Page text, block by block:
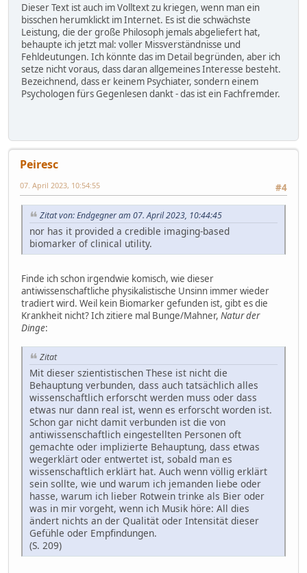
Dieser Text ist auch im Volltext zu kriegen, wenn man ein
bisschen herumklickt im Internet. Es ist die schwächste
Leistung, die der große Philosoph jemals abgeliefert hat,
behaupte ich jetzt mal: voller Missverständnisse und
Fehldeutungen. Ich könnte das im Detail begründen, aber ich
setze nicht voraus, dass daran allgemeines Interesse besteht.
Bezeichnend, dass er keinem Psychiater, sondern einem
Psychologen fürs Gegenlesen dankt - das ist ein Fachfremder.
Peiresc
#4
07. April 2023, 10:54:55
Zitat von: Endgegner am 07. April 2023, 10:44:45
nor has it provided a credible imaging-based
biomarker of clinical utility.
Finde ich schon irgendwie komisch, wie dieser
antiwissenschaftliche physikalistische Unsinn immer wieder
tradiert wird. Weil kein Biomarker gefunden ist, gibt es die
Krankheit nicht? Ich zitiere mal Bunge/Mahner, Natur der
Dinge:
Zitat
Mit dieser szientistischen These ist nicht die
Behauptung verbunden, dass auch tatsächlich alles
wissenschaftlich erforscht werden muss oder dass
etwas nur dann real ist, wenn es erforscht worden ist.
Schon gar nicht damit verbunden ist die von
antiwissenschaftlich eingestellten Personen oft
gemachte oder implizierte Behauptung, dass etwas
wegerklärt oder entwertet ist, sobald man es
wissenschaftlich erklärt hat. Auch wenn völlig erklärt
sein sollte, wie und warum ich jemanden liebe oder
hasse, warum ich lieber Rotwein trinke als Bier oder
was in mir vorgeht, wenn ich Musik höre: All dies
ändert nichts an der Qualität oder Intensität dieser
Gefühle oder Empfindungen.
(S. 209)